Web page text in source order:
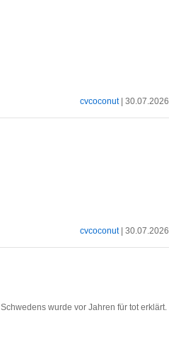
cvcoconut| 30.07.2026
cvcoconut| 30.07.2026
wurde vor Jahren für tot erklärt.